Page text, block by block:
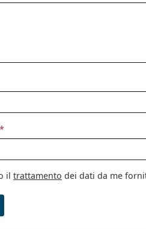
*
iltrattamento dei dati da me